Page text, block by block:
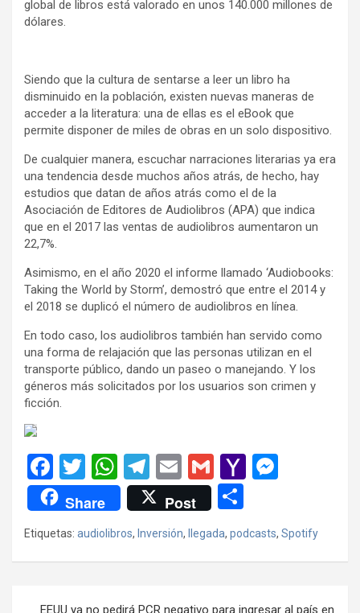
global de libros está valorado en unos 140.000 millones de
dólares.
Siendo que la cultura de sentarse a leer un libro ha
disminuido en la población, existen nuevas maneras de
acceder a la literatura: una de ellas es el eBook que
permite disponer de miles de obras en un solo dispositivo.
De cualquier manera, escuchar narraciones literarias ya era
una tendencia desde muchos años atrás, de hecho, hay
estudios que datan de años atrás como el de la
Asociación de Editores de Audiolibros (APA) que indica
que en el 2017 las ventas de audiolibros aumentaron un
22,7%.
Asimismo, en el año 2020 el informe llamado ‘Audiobooks:
Taking the World by Storm’, demostró que entre el 2014 y
el 2018 se duplicó el número de audiolibros en línea.
En todo caso, los audiolibros también han servido como
una forma de relajación que las personas utilizan en el
transporte público, dando un paseo o manejando. Y los
géneros más solicitados por los usuarios son crimen y
ficción.
F
a
ce
b
o
T
wi
tt
er
W
h
at
s
A
T
el
e
gr
a
E
m
ail
G
m
ail
Y
o
o
n
g
Share Post
o
m
ar
Etiquetas: audiolibros, Inversión, llegada, podcasts, Spotify
EEUU ya no pedirá PCR negativo para ingresar al país en